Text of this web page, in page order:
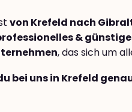
von Krefeld nach
&
, das sich um
bei uns in Krefeld